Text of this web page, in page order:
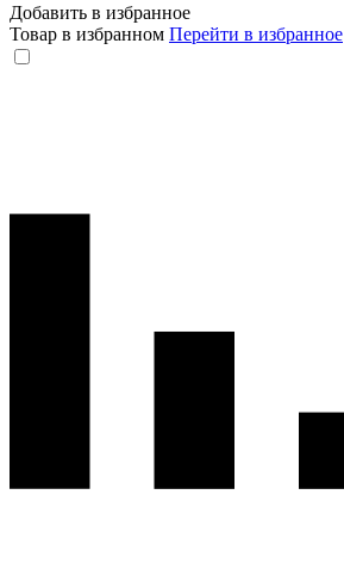
Добавить в избранное
Товар в избранном Перейти в избранное